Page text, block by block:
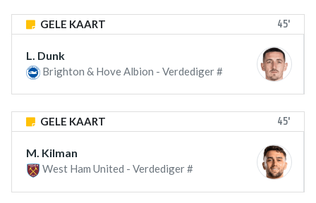
GELE KAART 45'
L. Dunk
Brighton & Hove Albion - Verdediger #
GELE KAART 45'
M. Kilman
West Ham United - Verdediger #